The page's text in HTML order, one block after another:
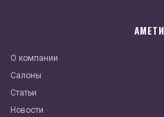
О компании
Салоны
Статьи
Новости